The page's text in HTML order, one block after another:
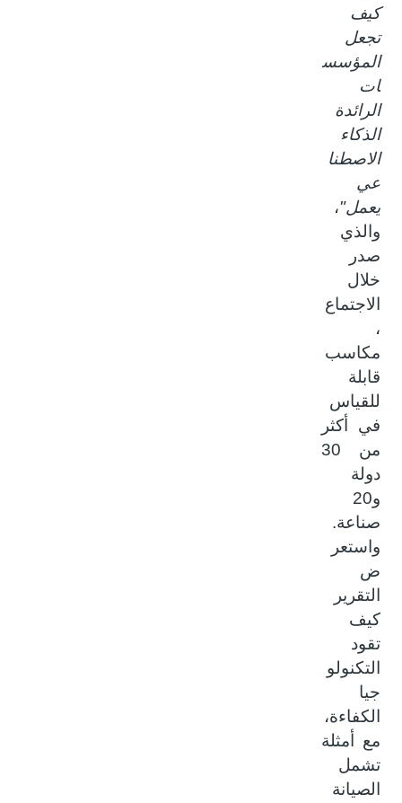
كيف
تجعل
المؤسس
ات
الرائدة
الذكاء
الاصطنا
عي
يعمل"،
والذي
صدر
خلال
الاجتماع
مكاسب
قابلة
للقياس
في أكثر
من 30
دولة
و20
صناعة.
واستعر
ض
التقرير
كيف
تقود
التكنولو
جيا
الكفاءة،
مع أمثلة
تشمل
الصيانة